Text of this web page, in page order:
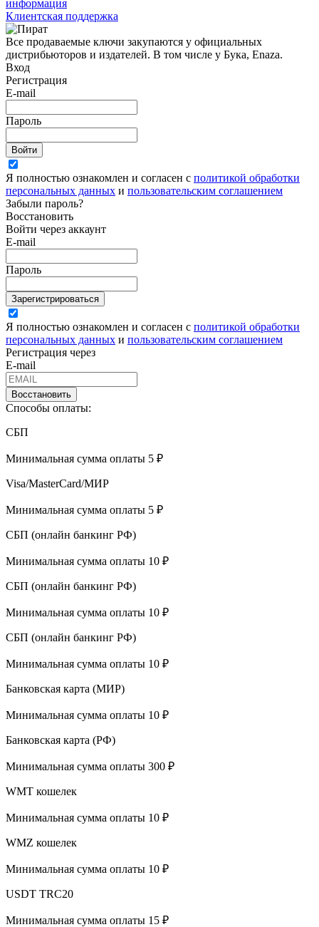
информация
Клиентская поддержка
Все продаваемые ключи закупаются у официальных
дистрибьюторов и издателей. В том числе у Бука, Enaza.
Вход
Регистрация
E-mail
Пароль
Войти
Я полностью ознакомлен и согласен с политикой обработки
персональных данных и пользовательским соглашением
Забыли пароль?
Восстановить
Войти через аккаунт
E-mail
Пароль
Зарегистрироваться
Я полностью ознакомлен и согласен с политикой обработки
персональных данных и пользовательским соглашением
Регистрация через
E-mail
Восстановить
Способы оплаты:
СБП
Минимальная сумма оплаты 5 ₽
Visa/MasterCard/МИР
Минимальная сумма оплаты 5 ₽
СБП (онлайн банкинг РФ)
Минимальная сумма оплаты 10 ₽
СБП (онлайн банкинг РФ)
Минимальная сумма оплаты 10 ₽
СБП (онлайн банкинг РФ)
Минимальная сумма оплаты 10 ₽
Банковская карта (МИР)
Минимальная сумма оплаты 10 ₽
Банковская карта (РФ)
Минимальная сумма оплаты 300 ₽
WMT кошелек
Минимальная сумма оплаты 10 ₽
WMZ кошелек
Минимальная сумма оплаты 10 ₽
USDT TRC20
Минимальная сумма оплаты 15 ₽